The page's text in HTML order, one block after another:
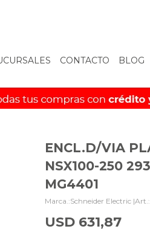
CONTACTO BLOG
ENCL.D/VIA
NSX100-250
MG4401
Schneider Electric |
USD 631,87